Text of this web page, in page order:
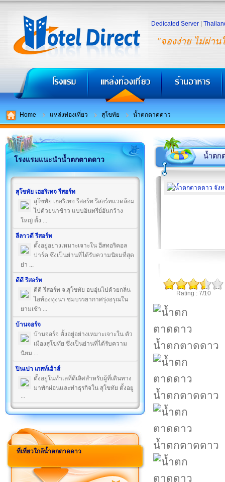
"จองง่าย ไม่ผ่าน
Dedicated Server
Home แหล่งท่องเที่ยว สุโขทัย น้ำตกตาดดาว
โรงแรมแนะนำน้ำตกตาดดาว
สุโขทัย เฮอริเทจ รีสอร์ท
สุโขทัย เฮอริเทจ รีสอร์ท รีสอร์ทแวดล้อม
ไปด้วยนาข้าว แบบอินทรีย์อันกว้าง
ใหญ่ ตั้ง ...
ลีลาวดี รีสอร์ท
ตั้งอยู่อย่างเหมาะเจาะใน ฮีสทอริคอล
ปาร์ค ซึ่งเป็นย่านที่ได้รับความนิยมที่สุด
ย่า ...
ดีดี รีสอร์ท
ดีดี รีสอร์ท จ.สุโขทัย อบอุ่นไปด้วยกลิ่น
ไอท้องทุ่งนา ชมบรรยากาศรุ่งอรุณใน
ยามเช้า ...
บ้านจอร์จ
บ้านจอร์จ ตั้งอยู่อย่างเหมาะเจาะใน ตัว
เมืองสุโขทัย ซึ่งเป็นย่านที่ได้รับความ
นิยม ...
ปินเปา เกสท์เฮ้าส์
ตั้งอยู่ในทำเลที่ดีเลิศสำหรับผู้ที่เดินทาง
มาพักผ่อนและทำธุรกิจใน สุโขทัย ตั้งอยู
...
ที่เที่ยวใกล้น้ำตกตาดดาว
น้ำตก
Rating : 7/10
น้ำตกตาดดาว
น้ำตกตาดดาว
น้ำตกตาดดาว